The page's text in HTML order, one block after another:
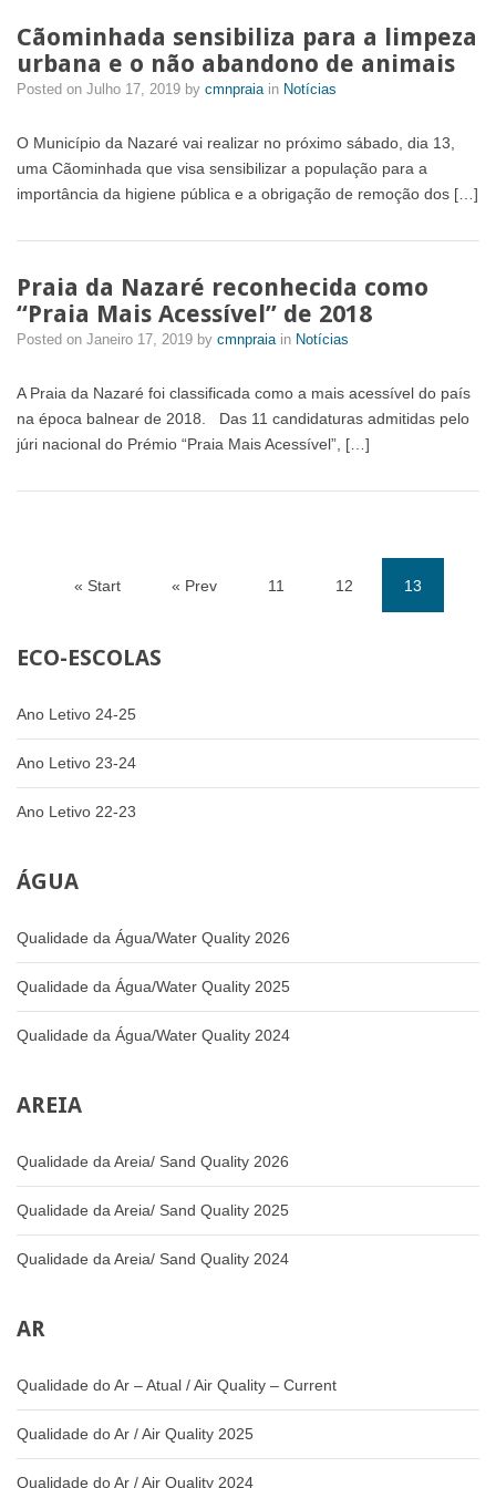
Cãominhada sensibiliza para a limpeza
urbana e o não abandono de animais
Posted on Julho 17, 2019 by cmnpraia in Notícias
O Município da Nazaré vai realizar no próximo sábado, dia 13,
uma Cãominhada que visa sensibilizar a população para a
importância da higiene pública e a obrigação de remoção dos […]
Praia da Nazaré reconhecida como
“Praia Mais Acessível” de 2018
Posted on Janeiro 17, 2019 by cmnpraia in Notícias
A Praia da Nazaré foi classificada como a mais acessível do país
na época balnear de 2018. Das 11 candidaturas admitidas pelo
júri nacional do Prémio “Praia Mais Acessível”, […]
« Start « Prev 11 12 13
ECO-ESCOLAS
Ano Letivo 24-25
Ano Letivo 23-24
Ano Letivo 22-23
ÁGUA
Qualidade da Água/Water Quality 2026
Qualidade da Água/Water Quality 2025
Qualidade da Água/Water Quality 2024
AREIA
Qualidade da Areia/ Sand Quality 2026
Qualidade da Areia/ Sand Quality 2025
Qualidade da Areia/ Sand Quality 2024
AR
Qualidade do Ar – Atual / Air Quality – Current
Qualidade do Ar / Air Quality 2025
Qualidade do Ar / Air Quality 2024